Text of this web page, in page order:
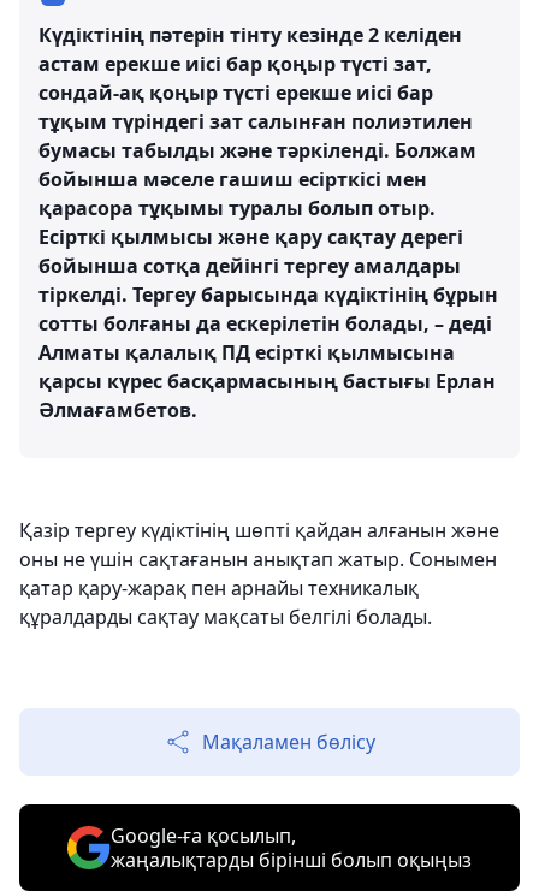
Күдіктінің пәтерін тінту кезінде 2 келіден
астам ерекше иісі бар қоңыр түсті зат,
сондай-ақ қоңыр түсті ерекше иісі бар
тұқым түріндегі зат салынған полиэтилен
бумасы табылды және тәркіленді. Болжам
бойынша мәселе гашиш есірткісі мен
қарасора тұқымы туралы болып отыр.
Есірткі қылмысы және қару сақтау дерегі
бойынша сотқа дейінгі тергеу амалдары
тіркелді. Тергеу барысында күдіктінің бұрын
сотты болғаны да ескерілетін болады, – деді
Алматы қалалық ПД есірткі қылмысына
қарсы күрес басқармасының бастығы Ерлан
Әлмағамбетов.
Қазір тергеу күдіктінің шөпті қайдан алғанын және
оны не үшін сақтағанын анықтап жатыр. Сонымен
қатар қару-жарақ пен арнайы техникалық
құралдарды сақтау мақсаты белгілі болады.
Мақаламен бөлісу
Google-ға қосылып,
жаңалықтарды бірінші болып оқыңыз